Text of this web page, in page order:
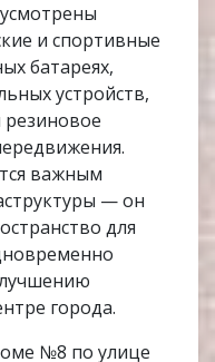
и спортивные
батареях,
устройств,
важным
— он
для
города.
№8 по улице